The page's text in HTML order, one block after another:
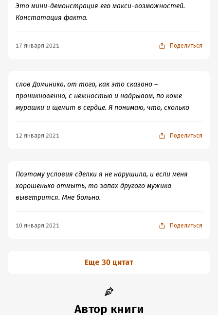
могло. Яркие герои, страсть, противоречивые чувства.
Попытки прийти к компромиссу. Очень много
незнакомцем. За какое-то время контракта она узнала
альфе, с которым контракт.
Он же в силу своей «должности» не считает нужным
вообще что-либо объяснять. А у нее копится огромный
друг другу, мне предстоит узнать.
Это мини-демонстрация его макси-возможностей.
Констатация факта.
17 января 2021 Поделиться
слов Доминика, от того, как это сказано –
проникновенно, с нежностью и надрывом, по коже
мурашки и щемит в сердце. Я понимаю, что, сколько
12 января 2021 Поделиться
Поэтому условия сделки я не нарушила, и если меня
хорошенько отмыть, то запах другого мужика
выветрится. Мне больно.
10 января 2021 Поделиться
Еще 30 цитат
Автор книги